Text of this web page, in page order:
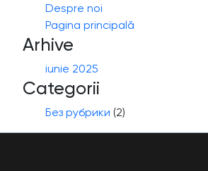
Despre noi
Pagina principală
Arhive
iunie 2025
Categorii
Без рубрики (2)